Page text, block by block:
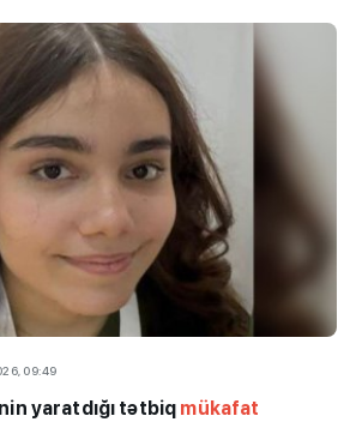
09:49
yaratdığı tətbiq mükafat